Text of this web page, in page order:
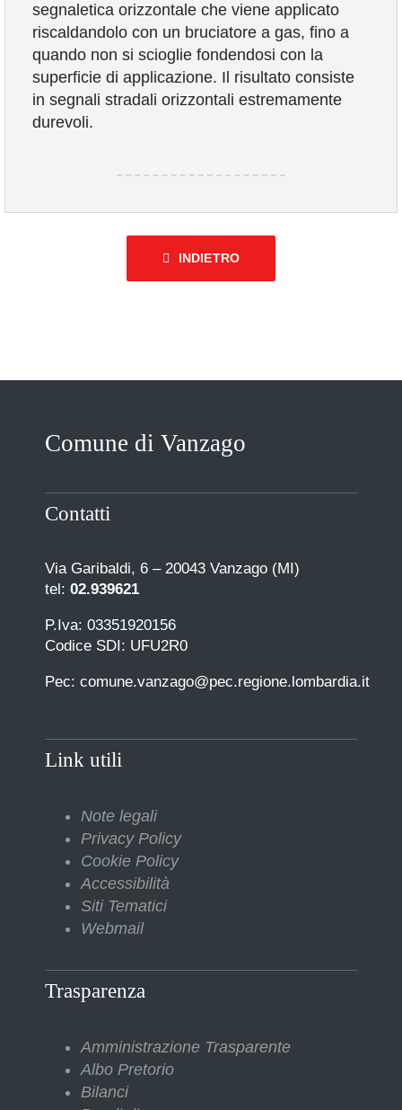
segnaletica orizzontale che viene applicato
riscaldandolo con un bruciatore a gas, fino a
quando non si scioglie fondendosi con la
superficie di applicazione. Il risultato consiste
in segnali stradali orizzontali estremamente
durevoli.
INDIETRO
Comune di Vanzago
Contatti
Via Garibaldi, 6 – 20043 Vanzago (MI)
tel: 02.939621
P.Iva: 03351920156
Codice SDI: UFU2R0
Pec: comune.vanzago@pec.regione.lombardia.it
Link utili
Note legali
Privacy Policy
Cookie Policy
Accessibilità
Siti Tematici
Webmail
Trasparenza
Amministrazione Trasparente
Albo Pretorio
Bilanci